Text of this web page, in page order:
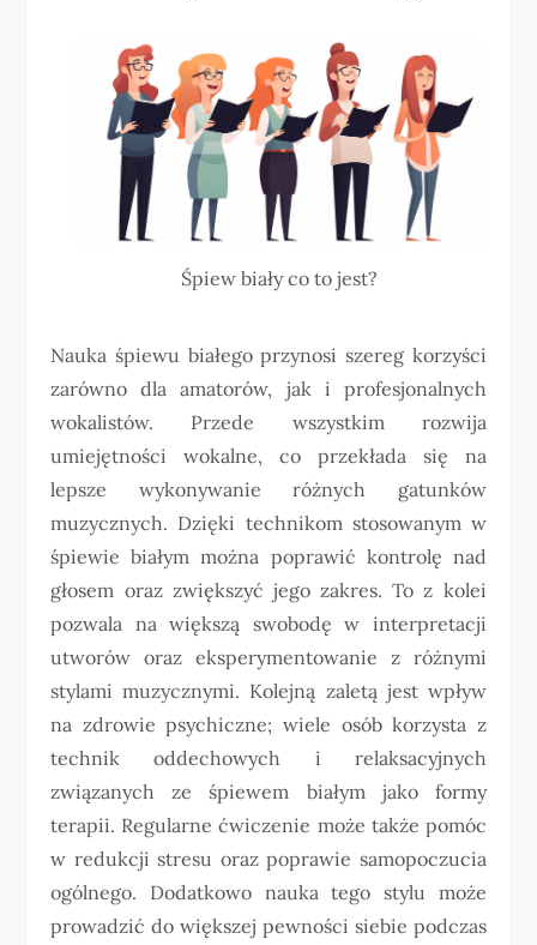
Śpiew biały co to jest?
Nauka śpiewu białego przynosi szereg korzyści
zarówno dla amatorów, jak i profesjonalnych
wokalistów. Przede wszystkim rozwija
umiejętności wokalne, co przekłada się na
lepsze wykonywanie różnych gatunków
muzycznych. Dzięki technikom stosowanym w
śpiewie białym można poprawić kontrolę nad
głosem oraz zwiększyć jego zakres. To z kolei
pozwala na większą swobodę w interpretacji
utworów oraz eksperymentowanie z różnymi
stylami muzycznymi. Kolejną zaletą jest wpływ
na zdrowie psychiczne; wiele osób korzysta z
technik oddechowych i relaksacyjnych
związanych ze śpiewem białym jako formy
terapii. Regularne ćwiczenie może także pomóc
w redukcji stresu oraz poprawie samopoczucia
ogólnego. Dodatkowo nauka tego stylu może
prowadzić do większej pewności siebie podczas